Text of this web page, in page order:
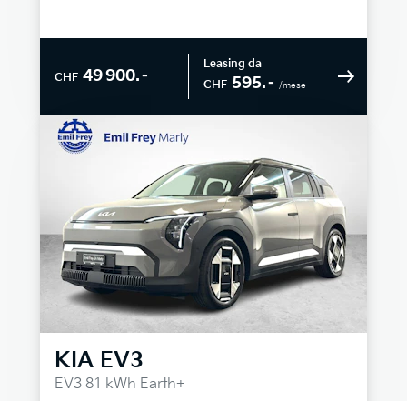
CHF 49 900.–
Leasing da
CHF 595.– /mese
KIA EV3
EV3 81 kWh Earth+